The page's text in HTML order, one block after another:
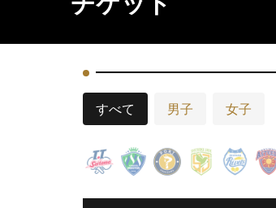
すべて 男子 女子